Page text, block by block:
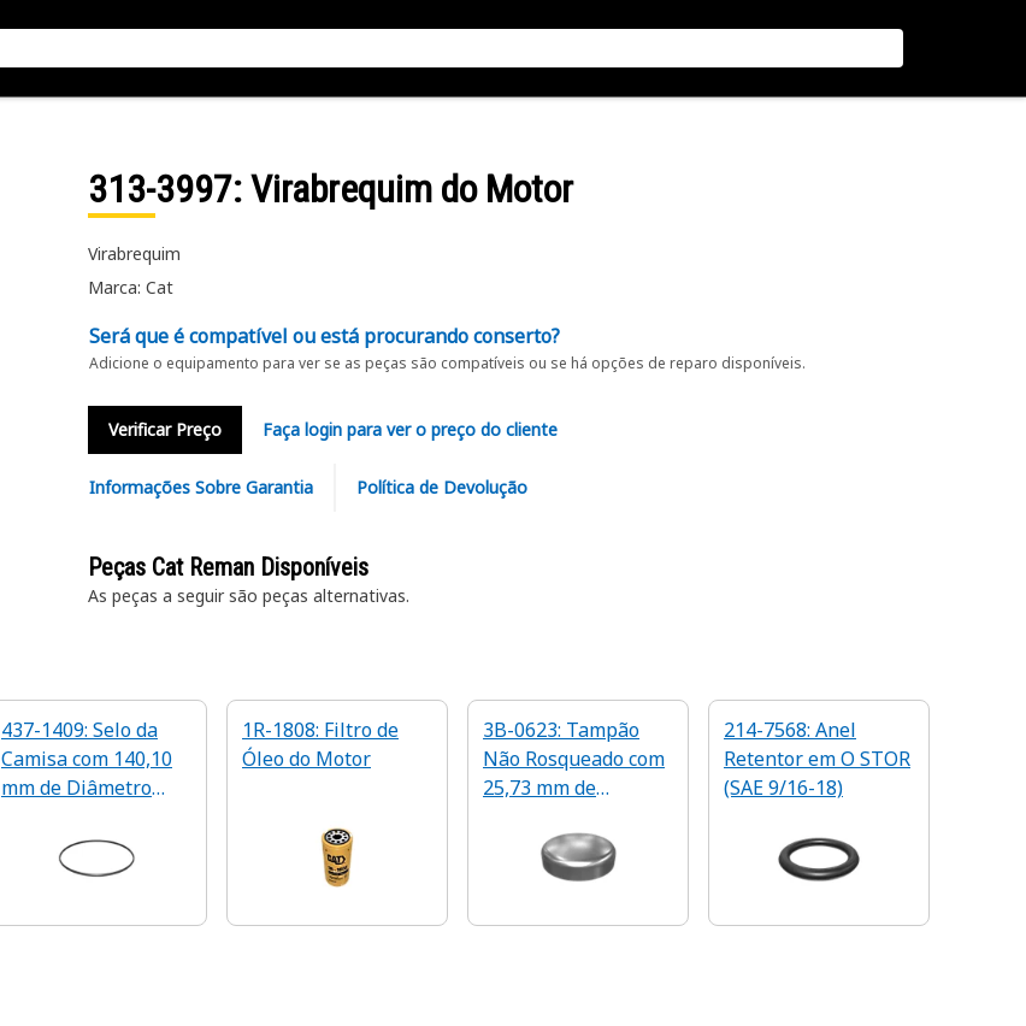
313-3997: Virabrequim do Motor
Virabrequim
Marca: Cat
Será que é compatível ou está procurando conserto?
Adicione o equipamento para ver se as peças são compatíveis ou se há opções de reparo disponíveis.
Verificar Preço Faça login para ver o preço do cliente
Informações Sobre Garantia Política de Devolução
Peças Cat Reman Disponíveis
As peças a seguir são peças alternativas.
437-1409: Selo da
Camisa com 140,10
mm de Diâmetro
1R-1808: Filtro de
Óleo do Motor
3B-0623: Tampão
Não Rosqueado com
25,73 mm de
214-7568: Anel
Retentor em O STOR
(SAE 9/16-18)